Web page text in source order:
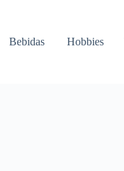
Bebidas Hobbies